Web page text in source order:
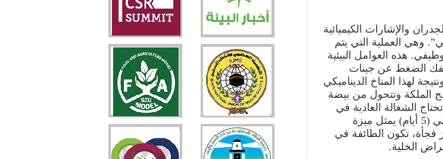
والإشارات الكيميائية
وهي العملية التي يتم
هذه العوامل البيئية
تفك الضغط عن جينات
لهذا المناخ الديناميكي
الملكة وتتحول من بيضة
فقط، في حين تحتاج الشغالة العادية في
حجرتها الضيقة الباردة إلى 21 يوماً كاملة. هذا الفارق الزمني (5 أيام) يمثل ميزة
فجأة، تكون الطائفة في
الخلية.